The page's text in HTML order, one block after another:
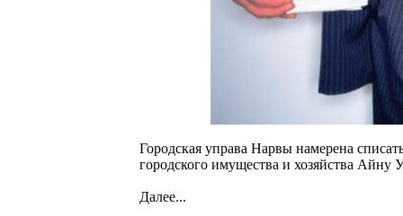
Городская управа Нарвы намерена
городского имущества и хозяйства Айну
Далее...